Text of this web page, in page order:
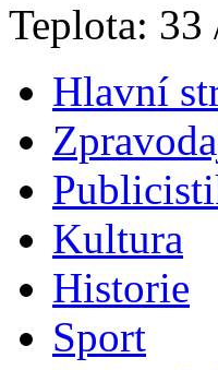
Teplota: 33
Hlavní
Kultura
Historie
Sport